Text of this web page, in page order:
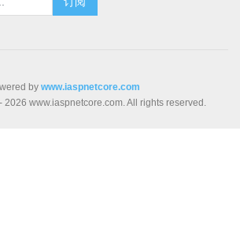
by www.iaspnetcore.com
www.iaspnetcore.com. All rights reserved.